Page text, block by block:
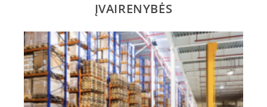
ĮVAIRENYBĖS